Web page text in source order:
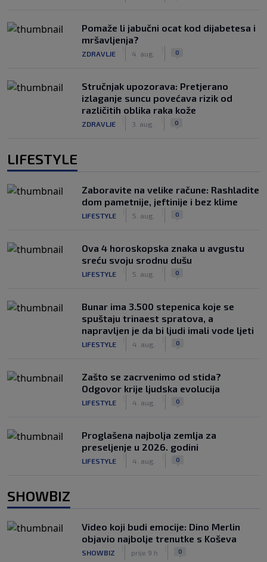
Pomaže li jabučni ocat kod dijabetesa i
mršavljenja?
ZDRAVLJE 4. aug. 0
Stručnjak upozorava: Pretjerano
izlaganje suncu povećava rizik od
različitih oblika raka kože
ZDRAVLJE 3. aug. 0
LIFESTYLE
Zaboravite na velike račune: Rashladite
dom pametnije, jeftinije i bez klime
LIFESTYLE 5. aug. 0
Ova 4 horoskopska znaka u avgustu
sreću svoju srodnu dušu
LIFESTYLE 5. aug. 0
Bunar imа 3.500 stepenica koje se
spuštaju trinaest spratova, a
napravljen je da bi ljudi imali vode ljeti
LIFESTYLE 4. aug. 0
Zašto se zacrvenimo od stida?
Odgovor krije ljudska evolucija
LIFESTYLE 4. aug. 0
Proglašena najbolja zemlja za
preseljenje u 2026. godini
LIFESTYLE 4. aug. 0
SHOWBIZ
Video koji budi emocije: Dino Merlin
objavio najbolje trenutke s Koševa
SHOWBIZ prije 9 h 0